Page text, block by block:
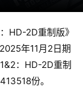
HD-2D重制版》
年11月2日期
：HD-2D重制
份。